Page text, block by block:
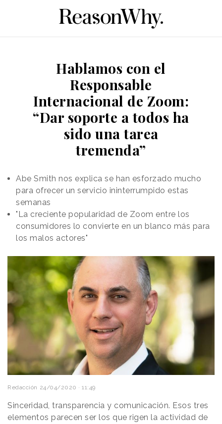
Hablamos con el
Responsable
Internacional de Zoom:
“Dar soporte a todos ha
sido una tarea
tremenda”
Abe Smith nos explica se han esforzado mucho
para ofrecer un servicio ininterrumpido estas
semanas
"La creciente popularidad de Zoom entre los
consumidores lo convierte en un blanco más para
los malos actores"
Redacción 24/04/2020 · 11:49
Sinceridad, transparencia y comunicación. Esos tres
elementos parecen ser los que rigen la actividad de